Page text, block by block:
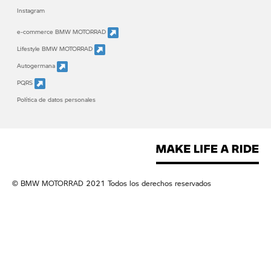
Instagram
e-commerce BMW MOTORRAD
Lifestyle BMW MOTORRAD
Autogermana
PQRS
Política de datos personales
© BMW MOTORRAD 2021 Todos los derechos reservados